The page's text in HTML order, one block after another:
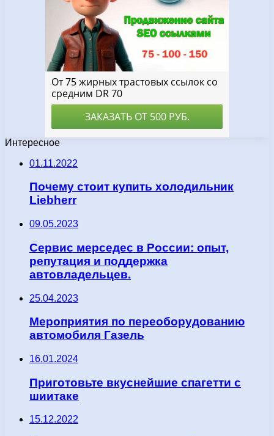
Интересное
01.11.2022
Почему стоит купить холодильник
Liebherr
09.05.2023
Сервис мерседес в России: опыт,
репутация и поддержка
автовладельцев.
25.04.2023
Мероприятия по переоборудованию
автомобиля Газель
16.01.2024
Приготовьте вкуснейшие спагетти с
шиитаке
15.12.2022